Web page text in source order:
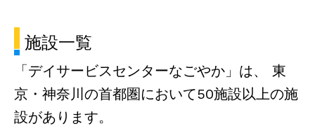
施設一覧
「デイサービスセンターなごやか」は、
東
京・神奈川の首都圏において50施設以上の施
設があります。